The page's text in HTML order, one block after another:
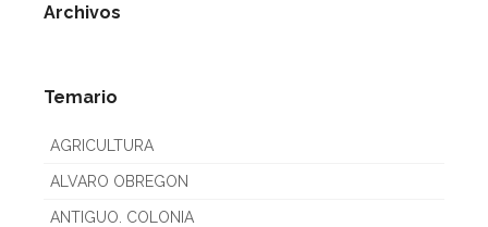
Archivos
Temario
AGRICULTURA
ALVARO OBREGON
ANTIGUO. COLONIA